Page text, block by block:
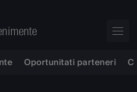
Oportunitati parteneri